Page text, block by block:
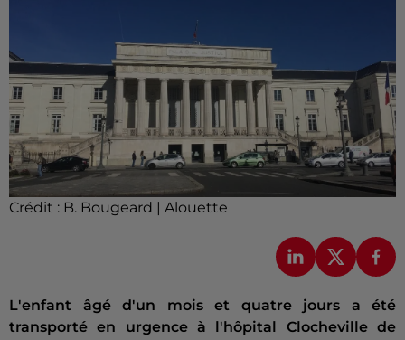
Crédit : B. Bougeard | Alouette
L'enfant âgé d'un mois et quatre jours a été
transporté en urgence à l'hôpital Clocheville de